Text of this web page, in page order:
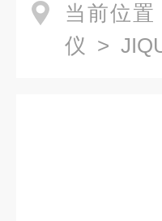
当前位置
仪 >